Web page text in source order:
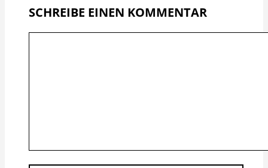
SCHREIBE EINEN KOMMENTAR